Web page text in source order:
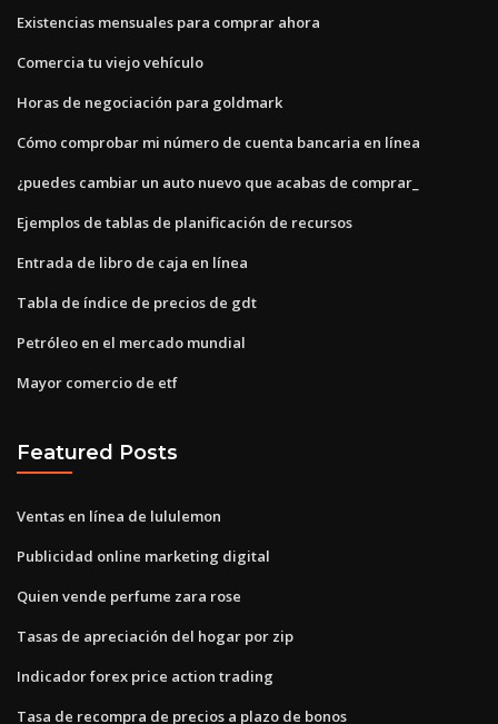
Existencias mensuales para comprar ahora
Comercia tu viejo vehículo
Horas de negociación para goldmark
Cómo comprobar mi número de cuenta bancaria en línea
¿puedes cambiar un auto nuevo que acabas de comprar_
Ejemplos de tablas de planificación de recursos
Entrada de libro de caja en línea
Tabla de índice de precios de gdt
Petróleo en el mercado mundial
Mayor comercio de etf
Featured Posts
Ventas en línea de lululemon
Publicidad online marketing digital
Quien vende perfume zara rose
Tasas de apreciación del hogar por zip
Indicador forex price action trading
Tasa de recompra de precios a plazo de bonos